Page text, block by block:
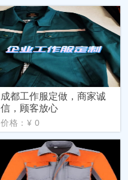
成都工作服定做，商家诚
信，顾客放心
价格：¥ 0